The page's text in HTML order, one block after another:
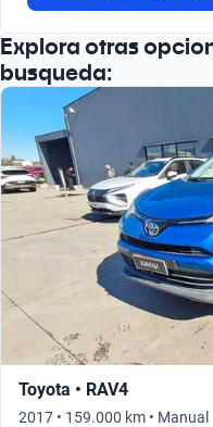
Busca por año
Explora otras
busqueda:
Toyota • RAV4
2017 • 159.000 km • Manual